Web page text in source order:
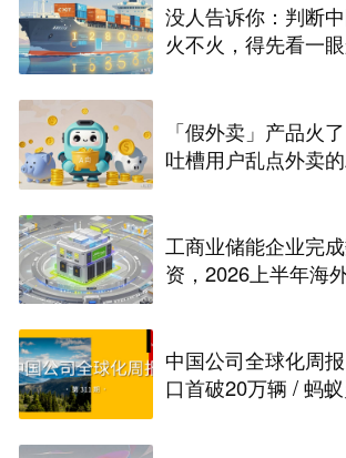
没人告诉你：判断
火不火，得先看一
「假外卖」产品火
吐槽用户乱点外卖
工商业储能企业完
资，2026上半年海
中国公司全球化周
口首破20万辆 / 蚂